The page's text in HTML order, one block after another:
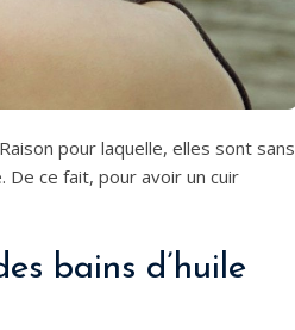
pour laquelle, elles sont sans
De ce fait, pour avoir un cuir
bains d’huile